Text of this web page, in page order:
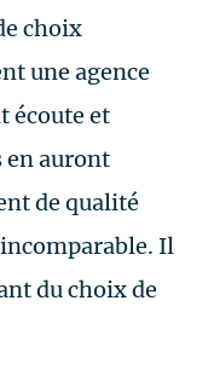
choix
une agence
écoute et
en auront
de qualité
Il
du choix de